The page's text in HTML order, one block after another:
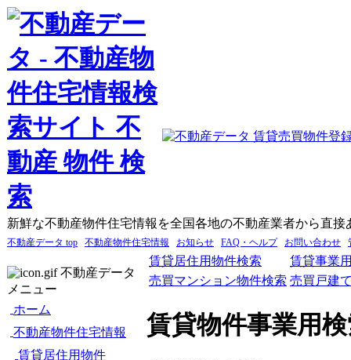
新鮮な不動産物件住宅情報を全国各地の不動産業者から直接
不動産データ top 不動産物件住宅情報 お知らせ FAQ・ヘルプ お問い合わせ
不動産データ
メニュー
ホーム
不動産物件住宅情報
賃貸居住用物件
賃貸居住用物件検索
賃貸事業
売買マンション物件検索 売買戸建
賃貸物件事業用